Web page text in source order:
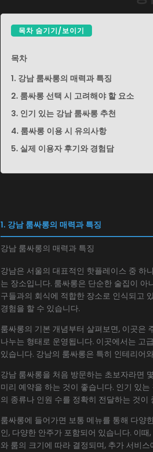
목차 숨기기/보이기
목차
1. 강남 룸싸롱의 매력과 특징
2. 룸싸롱 선택 시 고려해야 할 요소
3. 인기 있는 강남 룸싸롱 추천
4. 룸싸롱 이용 시 유의사항
5. 실제 이용자 후기와 경험담
1. 강남 룸싸롱의 매력과 특징
강남 룸싸롱의 매력과 특징
강남은 서울의 대표적인 핫플레이스 중 하
는 장소입니다. 룸싸롱은 단순한 술집이
구들과의 회식에 적합한 장소로 인식되고
경험을 할 수 있습니다.
룸싸롱의 기본 개념부터 살펴보면, 이곳은
나누는 형태로 운영됩니다. 이곳에서는 고
있습니다. 강남의 룸싸롱은 특히 인테리어
강남 룸싸롱을 처음 방문하는 초보자라면
미리 예약을 하는 것이 좋습니다. 인기 있
의 종류나 인원 수를 정확히 전달하는 것이
룸싸롱에 들어가면 보통 메뉴를 통해 다양
인, 다양한 안주가 포함되어 있습니다. 이
와 룸의 크기에 따라 결정되며, 추가 서비